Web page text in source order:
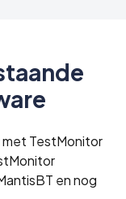
TestMonitor
en nog